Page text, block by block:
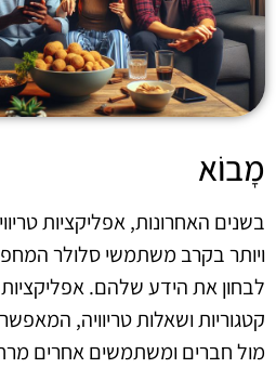
מָבוֹא
בשנים האחרונות, אפליקציות
ויותר בקרב משתמשי סלולר
לבחון את הידע שלהם. אפליקציות
קטגוריות ושאלות טריוויה,
מול חברים ומשתמשים אחרים